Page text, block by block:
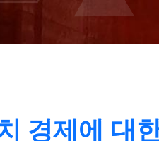
경제에 대